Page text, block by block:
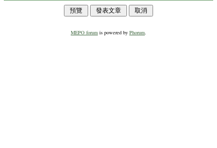
MEPO forum is powered by Phorum.